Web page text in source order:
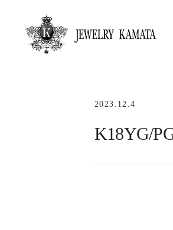
2023.12.4
K18YG/